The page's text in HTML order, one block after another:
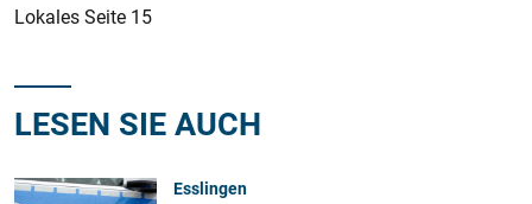
Lokales Seite 15
LESEN SIE AUCH
Esslingen